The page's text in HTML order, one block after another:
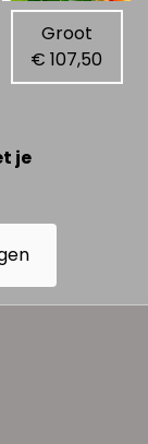
Groot
€ 107,50
je